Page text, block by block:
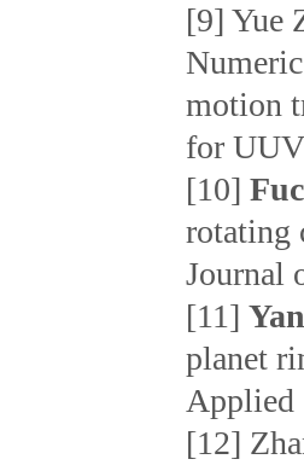
[9] Yue
motion
for
[10]
rotating
Journal
[11]
planet
Applied
[12]